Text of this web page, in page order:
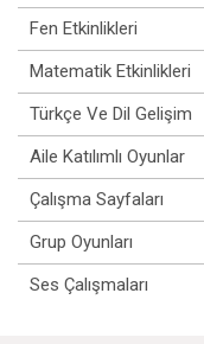
Fen Etkinlikleri
Matematik Etkinlikleri
Türkçe Ve Dil Gelişim
Aile Katılımlı Oyunlar
Çalışma Sayfaları
Grup Oyunları
Ses Çalışmaları